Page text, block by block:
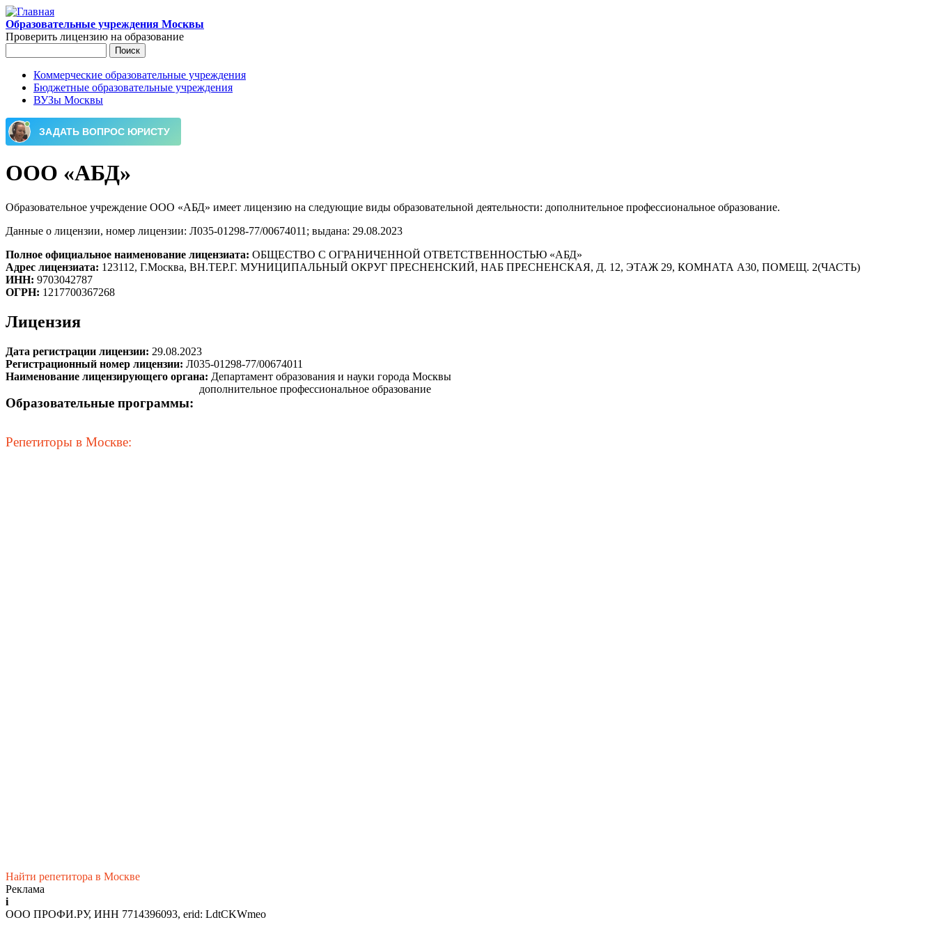
Перейти к основному содержанию
Образовательные учреждения Москвы
Проверить лицензию на образование
Главное меню
Коммерческие образовательные учреждения
Бюджетные образовательные учреждения
ВУЗы Москвы
ООО «АБД»
Образовательное учреждение ООО «АБД» имеет лицензию на следующие виды образовательной деятельности: дополнительное профессиональное образование.
Данные о лицензии, номер лицензии: Л035-01298-77/00674011; выдана: 29.08.2023
Полное официальное наименование лицензиата: ОБЩЕСТВО С ОГРАНИЧЕННОЙ ОТВЕТСТВЕННОСТЬЮ «АБД»
Адрес лицензиата: 123112, Г.Москва, ВН.ТЕР.Г. МУНИЦИПАЛЬНЫЙ ОКРУГ ПРЕСНЕНСКИЙ, НАБ ПРЕСНЕНСКАЯ, Д. 12, ЭТАЖ 29, КОМНАТА А30, ПОМЕЩ. 2(ЧАСТЬ)
ИНН: 9703042787
ОГРН: 1217700367268
Лицензия
Дата регистрации лицензии: 29.08.2023
Регистрационный номер лицензии: Л035-01298-77/00674011
Наименование лицензирующего органа: Департамент образования и науки города Москвы
Образовательные программы:
дополнительное профессиональное образование
Репетиторы в Москве:
Найти репетитора в Москве
Реклама
i
ООО ПРОФИ.РУ, ИНН 7714396093, erid: LdtCKWmeo